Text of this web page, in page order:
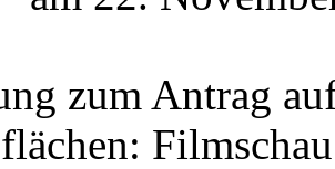
zum Antrag